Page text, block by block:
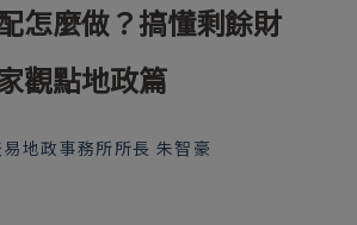
怎麼做？搞懂剩餘財
觀點地政篇
易地政事務所所長 朱智豪